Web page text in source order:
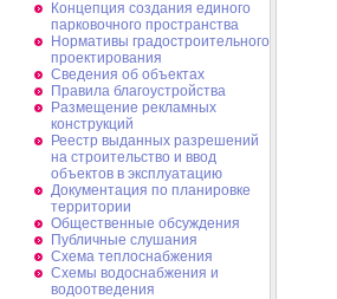
Концепция создания единого
парковочного пространства
Нормативы градостроительного
проектирования
Сведения об объектах
Правила благоустройства
Размещение рекламных
конструкций
Реестр выданных разрешений
на строительство и ввод
объектов в эксплуатацию
Документация по планировке
территории
Общественные обсуждения
Публичные слушания
Схема теплоснабжения
Схемы водоснабжения и
водоотведения